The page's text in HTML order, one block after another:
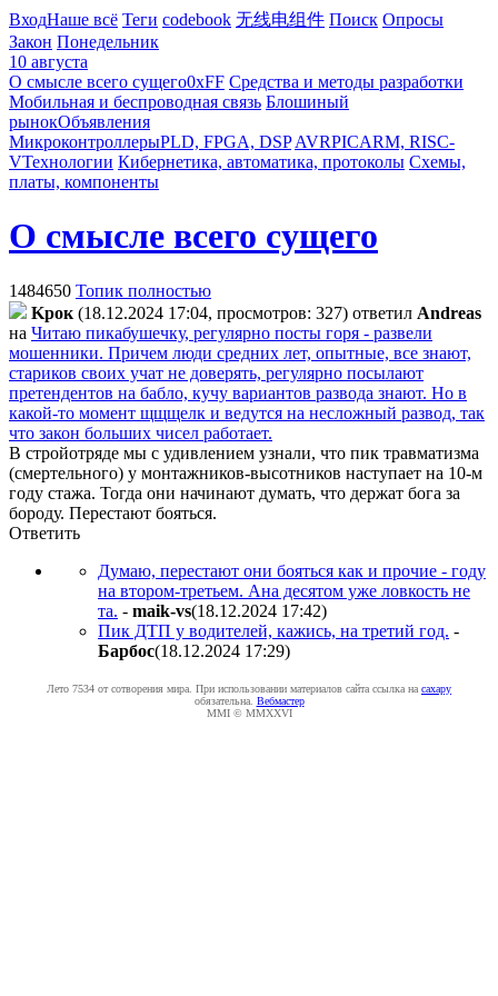
ВходНаше всё Теги codebook 无线电组件 Поиск Опросы
Закон Понедельник
10 августа
О смысле всего сущего0xFF Средства и методы разработки
Мобильная и беспроводная связь Блошиный
рынокОбъявления
МикроконтроллерыPLD, FPGA, DSP AVRPICARM, RISC-
VТехнологии Кибернетика, автоматика, протоколы Схемы,
платы, компоненты
О смысле всего сущего
1484650 Топик полностью
Kpoк (18.12.2024 17:04, просмотров: 327) ответил Andreas
на Читаю пикабушечку, регулярно посты горя - развели
мошенники. Причем люди средних лет, опытные, все знают,
стариков своих учат не доверять, регулярно посылают
претендентов на бабло, кучу вариантов развода знают. Но в
какой-то момент щщщелк и ведутся на несложный развод, так
что закон больших чисел работает.
В стройотряде мы с удивлением узнали, что пик травматизма
(смертельного) у монтажников-высотников наступает на 10-м
году стажа. Тогда они начинают думать, что держат бога за
бороду. Перестают бояться.
Ответить
Думаю, перестают они бояться как и прочие - году
на втором-третьем. Ана десятом уже ловкость не
та. - maik-vs(18.12.2024 17:42)
Пик ДТП у водителей, кажись, на третий год. -
Бapбoc(18.12.2024 17:29)
Лето 7534 от сотворения мира. При использовании материалов сайта ссылка на caxapу
обязательна. Вебмастер
MMI © MMXXVI